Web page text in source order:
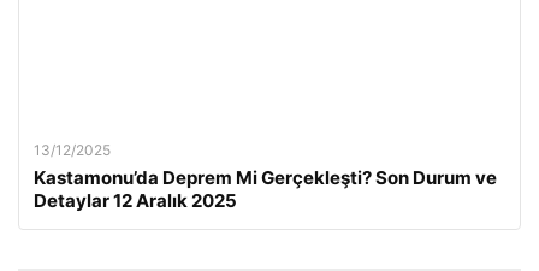
13/12/2025
Kastamonu’da Deprem Mi Gerçekleşti? Son Durum ve
Detaylar 12 Aralık 2025